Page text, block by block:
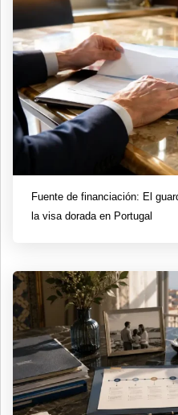
Fuente de financiación: El
la visa dorada en Portugal